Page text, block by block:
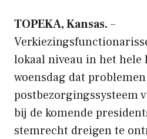
TOPEKA, Kansas. –
lokaal niveau in het hele
woensdag dat
postbezorgingssysteem
bij de komende
stemrecht dreigen te